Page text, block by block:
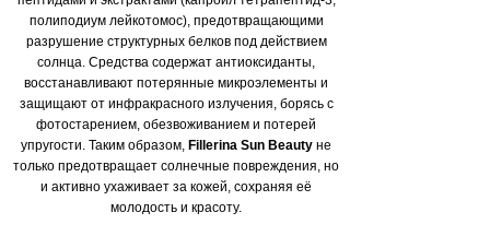
полиподиум лейкотомос), предотвращающими
разрушение структурных белков под действием
солнца. Средства содержат антиоксиданты,
восстанавливают потерянные микроэлементы и
защищают от инфракрасного излучения, борясь с
фотостарением, обезвоживанием и потерей
упругости. Таким образом, Fillerina Sun Beauty не
только предотвращает солнечные повреждения, но
и активно ухаживает за кожей, сохраняя её
молодость и красоту.